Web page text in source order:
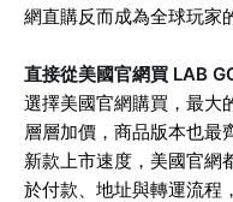
網直購反而成為全球玩家
直接從美國官網買 LAB
選擇美國官網購買，最大
層層加價，商品版本也最
新款上市速度，美國官網
於付款、地址與轉運流程